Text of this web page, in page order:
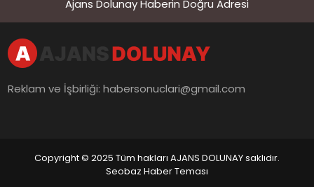
Ajans Dolunay Haberin Doğru Adresi
Reklam ve İşbirliği:habersonuclari@gmail.com
Copyright © 2025 Tüm hakları AJANS DOLUNAY saklıdır.
Seobaz Haber Teması